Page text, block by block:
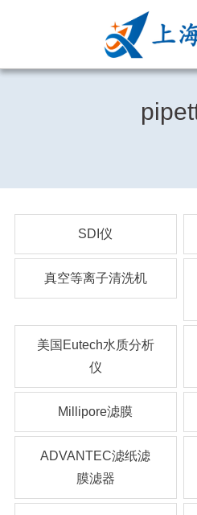
SDI仪
真空等离子清洗机
美国Eutech水质分析
仪
Millipore滤膜
ADVANTEC滤纸滤
膜滤器